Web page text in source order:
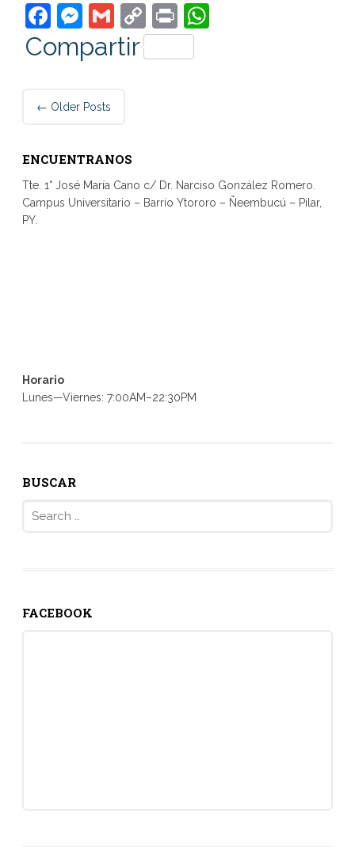
Facebook
Messenger
Gmail
Copy
Link
PrintWhatsApp
Compartir
Post
navigation
← Older Posts
ENCUENTRANOS
Tte. 1° José María Cano c/ Dr. Narciso González Romero.
Campus Universitario – Barrio Ytororo – Ñeembucú – Pilar,
PY.
Horario
Lunes—Viernes: 7:00AM–22:30PM
BUSCAR
for:
FACEBOOK